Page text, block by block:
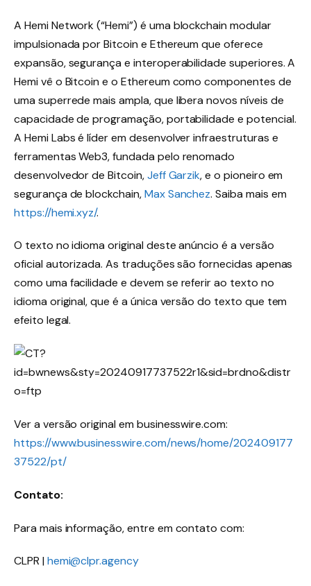
A Hemi Network (“Hemi”) é uma blockchain modular
impulsionada por Bitcoin e Ethereum que oferece
expansão, segurança e interoperabilidade superiores. A
Hemi vê o Bitcoin e o Ethereum como componentes de
uma superrede mais ampla, que libera novos níveis de
capacidade de programação, portabilidade e potencial.
A Hemi Labs é líder em desenvolver infraestruturas e
ferramentas Web3, fundada pelo renomado
desenvolvedor de Bitcoin,Jeff Garzik, e o pioneiro em
segurança de blockchain,Max Sanchez. Saiba mais em
https://hemi.xyz/.
O texto no idioma original deste anúncio é a versão
oficial autorizada. As traduções são fornecidas apenas
como uma facilidade e devem se referir ao texto no
idioma original, que é a única versão do texto que tem
efeito legal.
Ver a versão original em businesswire.com:
https://www.businesswire.com/news/home/202409177
37522/pt/
Contato:
Para mais informação, entre em contato com:
CLPR | hemi@clpr.agency